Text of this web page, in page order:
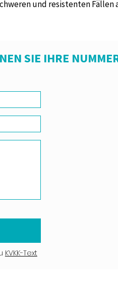
und resistenten
SIE IHRE
KVKK-Text